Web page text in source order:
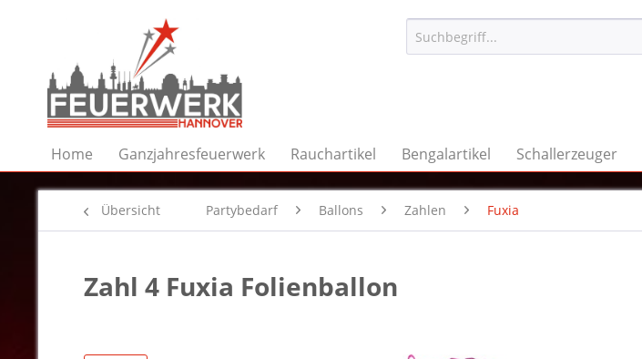
Home Ganzjahresfeuerwerk Rauchartikel Bengalartikel Schallerzeuger
Übersicht Partybedarf Ballons Zahlen Fuxia
Zahl 4 Fuxia Folienballon